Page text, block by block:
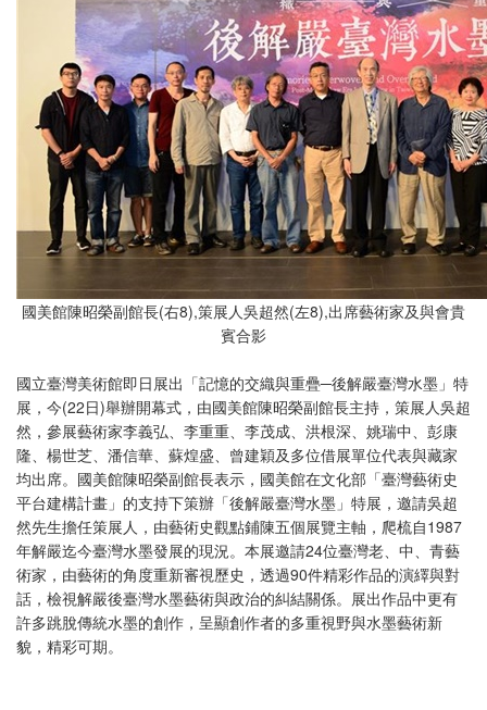
國美館陳昭榮副館長(右8),策展人吳超然(左8),出席藝術家及與會貴
賓合影
國立臺灣美術館即日展出「記憶的交織與重疊─後解嚴臺灣水墨」特
展，今(22日)舉辦開幕式，由國美館陳昭榮副館長主持，策展人吳超
然，參展藝術家李義弘、李重重、李茂成、洪根深、姚瑞中、彭康
隆、楊世芝、潘信華、蘇煌盛、曾建穎及多位借展單位代表與藏家
均出席。國美館陳昭榮副館長表示，國美館在文化部「臺灣藝術史
平台建構計畫」的支持下策辦「後解嚴臺灣水墨」特展，邀請吳超
然先生擔任策展人，由藝術史觀點鋪陳五個展覽主軸，爬梳自1987
年解嚴迄今臺灣水墨發展的現況。本展邀請24位臺灣老、中、青藝
術家，由藝術的角度重新審視歷史，透過90件精彩作品的演繹與對
話，檢視解嚴後臺灣水墨藝術與政治的糾結關係。展出作品中更有
許多跳脫傳統水墨的創作，呈顯創作者的多重視野與水墨藝術新
貌，精彩可期。